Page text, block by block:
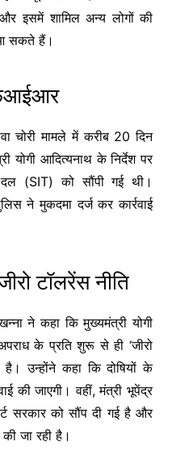
इसमें शामिल अन्य लोगों की
सकते हैं।
चोरी मामले में करीब 20 दिन
योगी आदित्यनाथ के निर्देश पर
(SIT) को सौंपी गई थी।
ने मुकदमा दर्ज कर कार्रवाई
टॉलरेंस नीति
ने कहा कि मुख्यमंत्री योगी
के प्रति शुरू से ही ‘जीरो
उन्होंने कहा कि दोषियों के
की जाएगी। वहीं, मंत्री भूपेंद्र
सरकार को सौंप दी गई है और
जा रही है।